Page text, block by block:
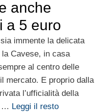
anche
a 5 euro
immente la delicata
Cavese, in casa
al centro delle
mercato. E proprio dalla
l’ufficialità della
… Leggi il resto